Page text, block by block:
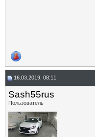
16.03.2019, 08:11
Sash55rus
Пользователь